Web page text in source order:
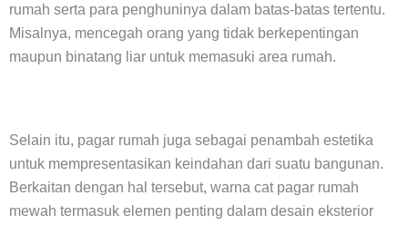
rumah serta para penghuninya dalam batas-batas tertentu.
Misalnya, mencegah orang yang tidak berkepentingan
maupun binatang liar untuk memasuki area rumah.
Selain itu, pagar rumah juga sebagai penambah estetika
untuk mempresentasikan keindahan dari suatu bangunan.
Berkaitan dengan hal tersebut, warna cat pagar rumah
mewah termasuk elemen penting dalam desain eksterior